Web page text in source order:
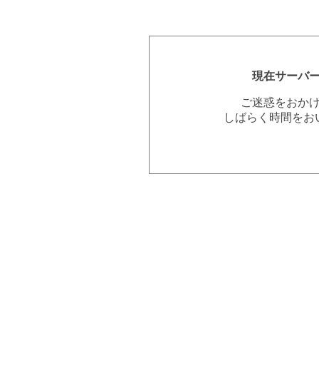
現在サーバ
ご迷惑をおか
しばらく時間を